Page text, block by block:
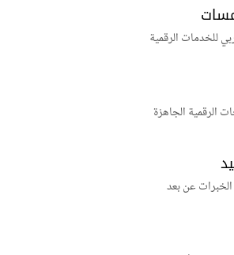
للخدمات الرقمية
الرقمية الجاهزة
عن بعد